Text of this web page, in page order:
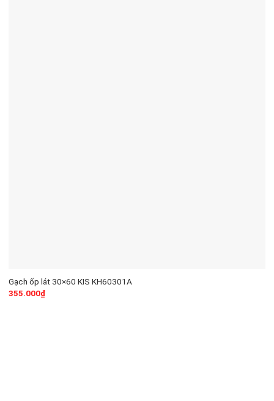
Gạch ốp lát 30×60 KIS KH60301A
355.000₫